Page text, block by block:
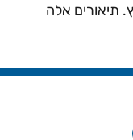
תיאורים אלה